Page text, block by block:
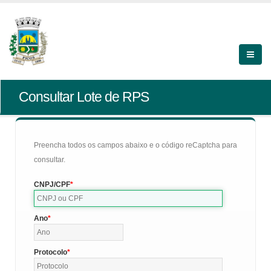
Consultar Lote de RPS
Preencha todos os campos abaixo e o código reCaptcha para
consultar.
CNPJ/CPF
Ano
Protocolo